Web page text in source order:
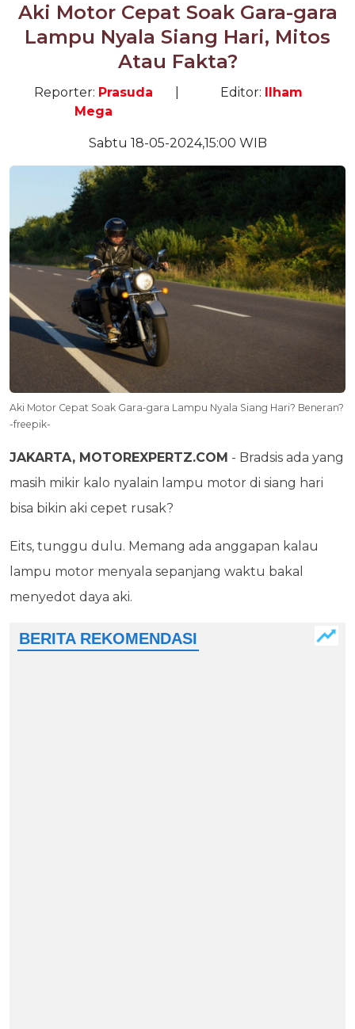
Aki Motor Cepat Soak Gara-gara
Lampu Nyala Siang Hari, Mitos
Atau Fakta?
Reporter: Prasuda
Mega
Editor: Ilham
Sabtu 18-05-2024,15:00 WIB
Aki Motor Cepat Soak Gara-gara Lampu Nyala Siang Hari? Beneran?
-freepik-
JAKARTA, MOTOREXPERTZ.COM - Bradsis ada yang
masih mikir kalo nyalain lampu motor di siang hari
bisa bikin aki cepet rusak?
Eits, tunggu dulu. Memang ada anggapan kalau
lampu motor menyala sepanjang waktu bakal
menyedot daya aki.